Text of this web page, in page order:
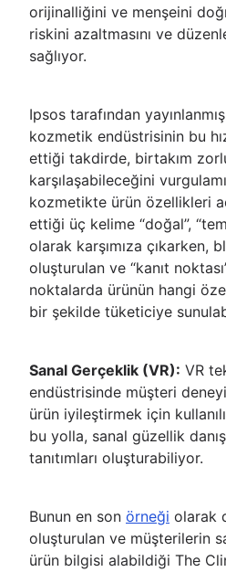
orijinalliğini ve menşeini
riskini azaltmasını ve
sağlıyor.
Ipsos tarafından
kozmetik endüstrisinin bu
ettiği takdirde, birtakım
karşılaşabileceğini
kozmetikte ürün özellikleri
ettiği üç kelime “doğal”,
olarak karşımıza çıkarken,
oluşturulan ve “kanıt
noktalarda ürünün hangi
bir şekilde tüketiciye
Sanal Gerçeklik (VR): VR
endüstrisinde müşteri
ürün iyileştirmek için
bu yolla, sanal güzellik
tanıtımları oluşturabiliyor.
Bunun en son örneği olarak
oluşturulan ve müşterilerin
ürün bilgisi alabildiği The